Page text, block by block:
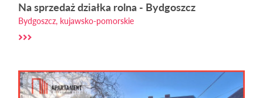
Na sprzedaż działka rolna - Bydgoszcz
Bydgoszcz, kujawsko-pomorskie